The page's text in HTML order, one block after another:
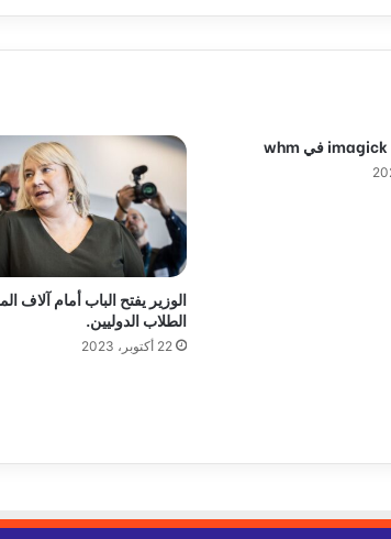
ع
ا
ر
الوزير يفتح الباب أمام آلاف
الطلاب الدوليين.
22 أكتوبر، 2023